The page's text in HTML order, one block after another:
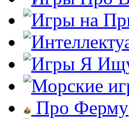
Про Ферму